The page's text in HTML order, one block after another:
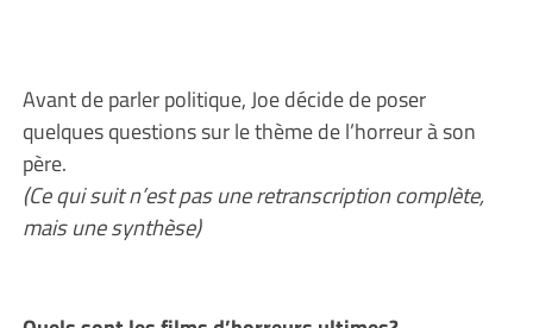
Avant de parler politique, Joe décide de poser
quelques questions sur le thème de l’horreur à son
père.
(Ce qui suit n’est pas une retranscription complète,
mais une synthèse)